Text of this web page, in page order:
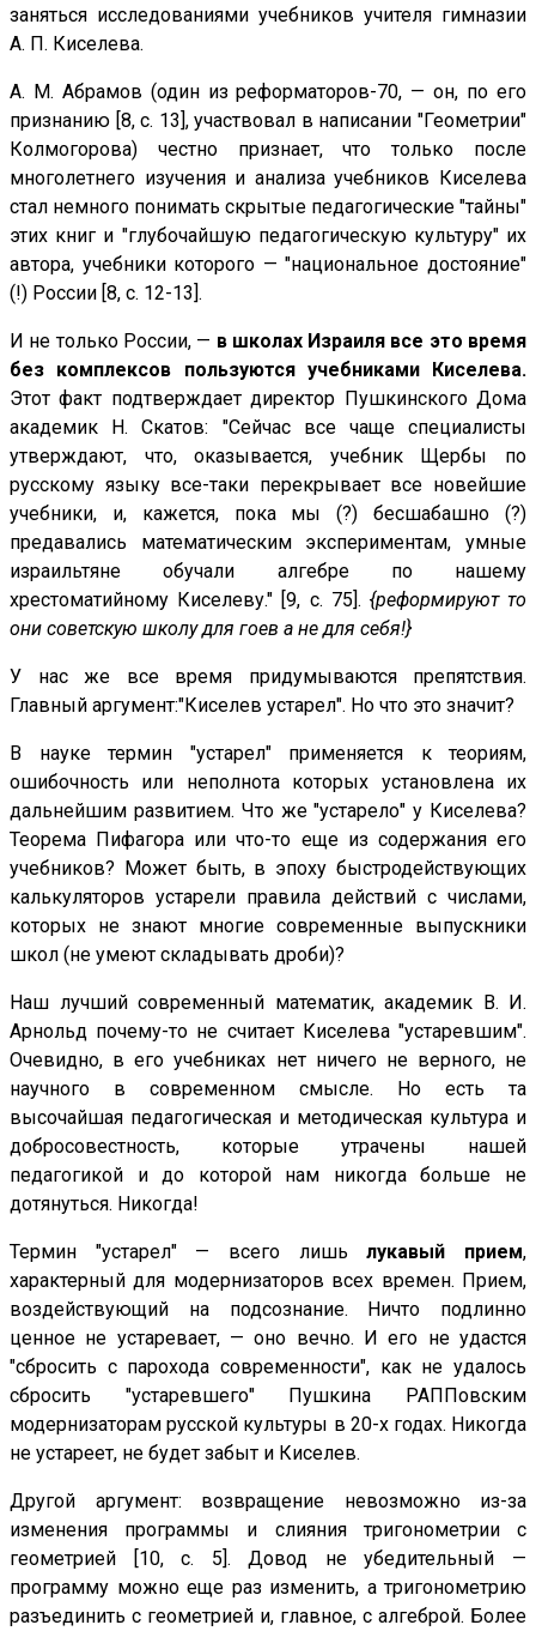
заняться исследованиями учебников учителя гимназии
А. П. Киселева.
А. М. Абрамов (один из реформаторов-70, — он, по его
признанию [8, с. 13], участвовал в написании "Геометрии"
Колмогорова) честно признает, что только после
многолетнего изучения и анализа учебников Киселева
стал немного понимать скрытые педагогические "тайны"
этих книг и "глубочайшую педагогическую культуру" их
автора, учебники которого — "национальное достояние"
(!) России [8, с. 12-13].
И не только России, — в школах Израиля все это время
без комплексов пользуются учебниками Киселева.
Этот факт подтверждает директор Пушкинского Дома
академик Н. Скатов: "Сейчас все чаще специалисты
утверждают, что, оказывается, учебник Щербы по
русскому языку все-таки перекрывает все новейшие
учебники, и, кажется, пока мы (?) бесшабашно (?)
предавались математическим экспериментам, умные
израильтяне обучали алгебре по нашему
хрестоматийному Киселеву." [9, с. 75]. {реформируют то
они советскую школу для гоев а не для себя!}
У нас же все время придумываются препятствия.
Главный аргумент:"Киселев устарел". Но что это значит?
В науке термин "устарел" применяется к теориям,
ошибочность или неполнота которых установлена их
дальнейшим развитием. Что же "устарело" у Киселева?
Теорема Пифагора или что-то еще из содержания его
учебников? Может быть, в эпоху быстродействующих
калькуляторов устарели правила действий с числами,
которых не знают многие современные выпускники
школ (не умеют складывать дроби)?
Наш лучший современный математик, академик В. И.
Арнольд почему-то не считает Киселева "устаревшим".
Очевидно, в его учебниках нет ничего не верного, не
научного в современном смысле. Но есть та
высочайшая педагогическая и методическая культура и
добросовестность, которые утрачены нашей
педагогикой и до которой нам никогда больше не
дотянуться. Никогда!
Термин "устарел" — всего лишьлукавый прием,
характерный для модернизаторов всех времен. Прием,
воздействующий на подсознание. Ничто подлинно
ценное не устаревает, — оно вечно. И его не удастся
"сбросить с парохода современности", как не удалось
сбросить "устаревшего" Пушкина РАППовским
модернизаторам русской культуры в 20-х годах. Никогда
не устареет, не будет забыт и Киселев.
Другой аргумент: возвращение невозможно из-за
изменения программы и слияния тригонометрии с
геометрией [10, с. 5]. Довод не убедительный —
программу можно еще раз изменить, а тригонометрию
разъединить с геометрией и, главное, с алгеброй. Более